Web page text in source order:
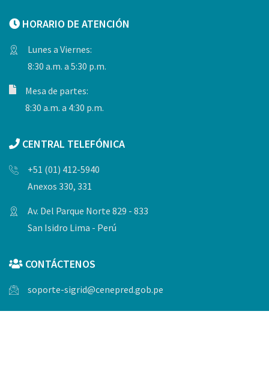
HORARIO DE ATENCIÓN
Lunes a Viernes:
8:30 a.m. a 5:30 p.m.
Mesa de partes:
8:30 a.m. a 4:30 p.m.
CENTRAL TELEFÓNICA
+51 (01) 412-5940
Anexos 330, 331
Av. Del Parque Norte 829 - 833
San Isidro Lima - Perú
CONTÁCTENOS
soporte-sigrid@cenepred.gob.pe